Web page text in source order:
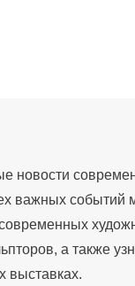
новости
важных событий
а также
выставках.